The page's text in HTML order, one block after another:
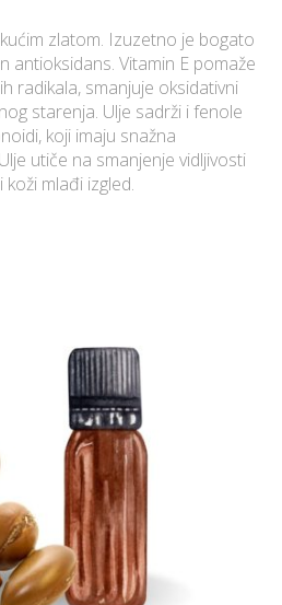
zlatom. Izuzetno je bogato
antioksidans. Vitamin E pomaže
radikala, smanjuje oksidativni
starenja. Ulje sadrži i fenole
koji imaju snažna
utiče na smanjenje vidljivosti
mlađi izgled.